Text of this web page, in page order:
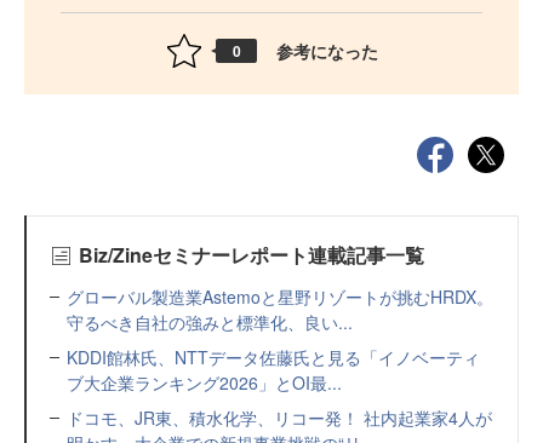
0 参考になった
Biz/Zineセミナーレポート連載記事一覧
グローバル製造業Astemoと星野リゾートが挑むHRDX。
守るべき自社の強みと標準化、良い...
KDDI館林氏、NTTデータ佐藤氏と見る「イノベーティ
ブ大企業ランキング2026」とOI最...
ドコモ、JR東、積水化学、リコー発！ 社内起業家4人が